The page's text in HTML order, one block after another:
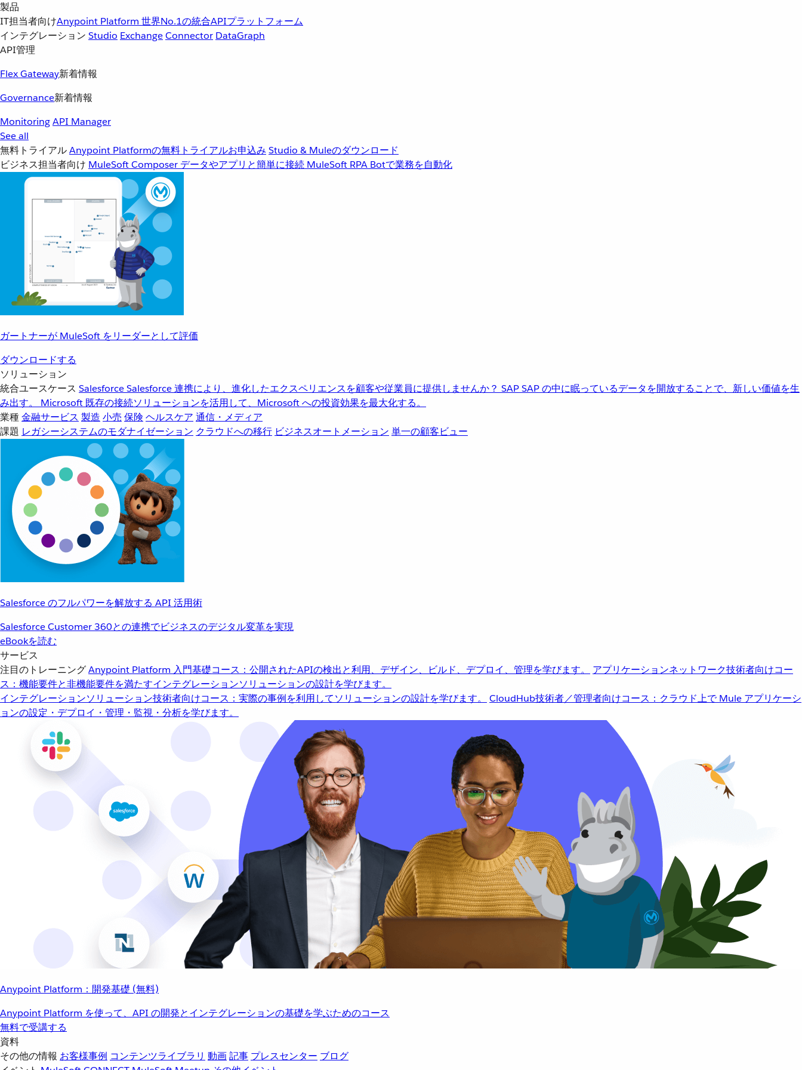
製品
IT担当者向けAnypoint Platform 世界No.1の統合APIプラットフォーム
インテグレーション Studio ExchangeConnector DataGraph
API管理
Flex Gateway新着情報
Governance新着情報
MonitoringAPI Manager
See all
無料トライアルAnypoint Platformの無料トライアルお申込み Studio & Muleのダウンロード
ビジネス担当者向け MuleSoft Composer データやアプリと簡単に接続 MuleSoft RPA Botで業務を自動化
ガートナーが MuleSoft をリーダーとして評価
ダウンロードする
ソリューション
統合ユースケース SalesforceSalesforce 連携により、進化したエクスペリエンスを顧客や従業員に提供しませんか？ SAPSAP の中に眠っているデータを開放することで、新しい価値を生
み出す。
Microsoft 既存の接続ソリューションを活用して、Microsoft への投資効果を最大化する。
業種金融サービス 製造 小売 保険 ヘルスケア 通信・メディア
課題 レガシーシステムのモダナイゼーション クラウドへの移行 ビジネスオートメーション 単一の顧客ビュー
Salesforce のフルパワーを解放する API 活用術
Salesforce Customer 360との連携でビジネスのデジタル変革を実現
eBookを読む
サービス
注目のトレーニングAnypoint Platform 入門基礎コース：公開されたAPIの検出と利用、デザイン、ビルド、デプロイ、管理を学びます。 アプリケーションネットワーク技術者向けコー
ス：機能要件と非機能要件を満たすインテグレーションソリューションの設計を学びます。
インテグレーションソリューション技術者向けコース：実際の事例を利用してソリューションの設計を学びます。 CloudHub技術者／管理者向けコース：クラウド上で Mule アプリケーシ
ョンの設定・デプロイ・管理・監視・分析を学びます。
Anypoint Platform：開発基礎 (無料)
Anypoint Platform を使って、API の開発とインテグレーションの基礎を学ぶためのコース
無料で受講する
資料
その他の情報 お客様事例 コンテンツライブラリ 動画記事 プレスセンター ブログ